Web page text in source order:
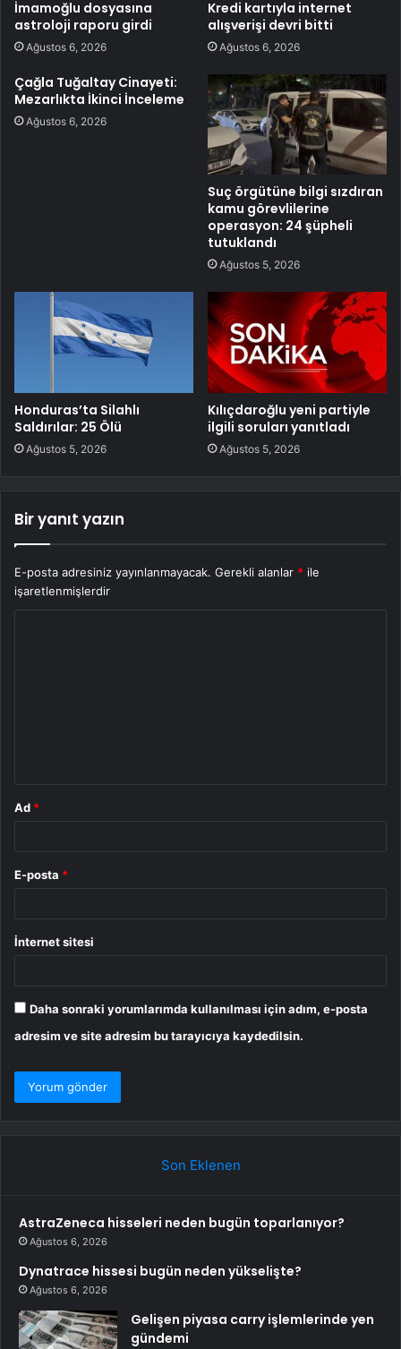
İmamoğlu dosyasına
astroloji raporu girdi
Ağustos 6, 2026
Kredi kartıyla internet
alışverişi devri bitti
Ağustos 6, 2026
Çağla Tuğaltay Cinayeti:
Mezarlıkta İkinci İnceleme
Ağustos 6, 2026
Suç örgütüne bilgi sızdıran
kamu görevlilerine
operasyon: 24 şüpheli
tutuklandı
Ağustos 5, 2026
Honduras’ta Silahlı
Saldırılar: 25 Ölü
Ağustos 5, 2026
Kılıçdaroğlu yeni partiyle
ilgili soruları yanıtladı
Ağustos 5, 2026
Bir yanıt yazın
E-posta adresiniz yayınlanmayacak. Gerekli alanlar * ile
işaretlenmişlerdir
Ad *
E-posta *
İnternet sitesi
Daha sonraki yorumlarımda kullanılması için adım, e-posta
adresim ve site adresim bu tarayıcıya kaydedilsin.
Son Eklenen
AstraZeneca hisseleri neden bugün toparlanıyor?
Ağustos 6, 2026
Dynatrace hissesi bugün neden yükselişte?
Ağustos 6, 2026
Gelişen piyasa carry işlemlerinde yen
gündemi